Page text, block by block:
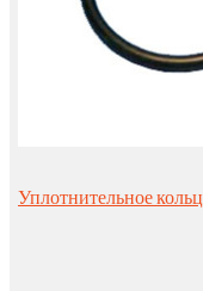
Уплотнительное